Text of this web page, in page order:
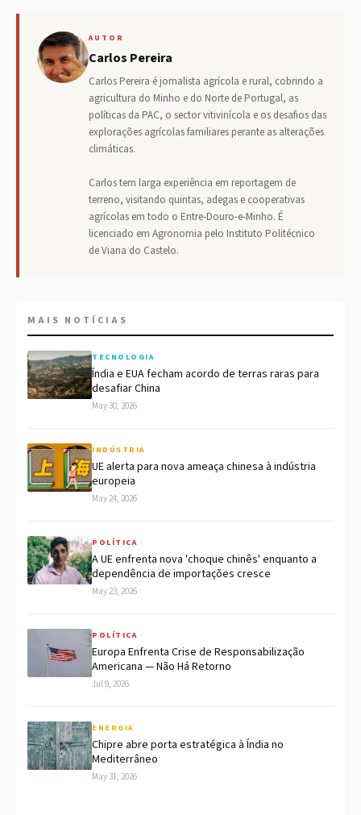
AUTOR
Carlos Pereira
Carlos Pereira é jornalista agrícola e rural, cobrindo a
agricultura do Minho e do Norte de Portugal, as
políticas da PAC, o sector vitivinícola e os desafios das
explorações agrícolas familiares perante as alterações
climáticas.
Carlos tem larga experiência em reportagem de
terreno, visitando quintas, adegas e cooperativas
agrícolas em todo o Entre-Douro-e-Minho. É
licenciado em Agronomia pelo Instituto Politécnico
de Viana do Castelo.
MAIS NOTÍCIAS
TECNOLOGIA
Índia e EUA fecham acordo de terras raras para
desafiar China
May 30, 2026
INDÚSTRIA
UE alerta para nova ameaça chinesa à indústria
europeia
May 24, 2026
POLÍTICA
A UE enfrenta nova 'choque chinês' enquanto a
dependência de importações cresce
May 23, 2026
POLÍTICA
Europa Enfrenta Crise de Responsabilização
Americana — Não Há Retorno
Jul 9, 2026
ENERGIA
Chipre abre porta estratégica à Índia no
Mediterrâneo
May 31, 2026